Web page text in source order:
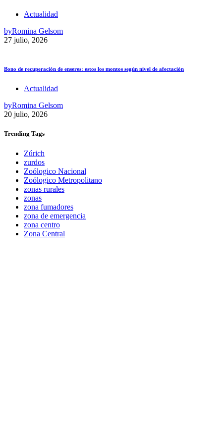
Actualidad
byRomina Gelsom
27 julio, 2026
Bono de recuperación de enseres: estos los montos según nivel de afectación
Actualidad
byRomina Gelsom
20 julio, 2026
Trending Tags
Zúrich
zurdos
Zoólogico Nacional
Zoólogico Metropolitano
zonas rurales
zonas
zona fumadores
zona de emergencia
zona centro
Zona Central